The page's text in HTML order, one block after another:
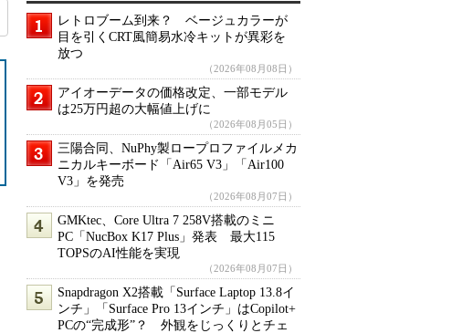
レトロブーム到来？ ベージュカラーが
目を引くCRT風簡易水冷キットが異彩を
放つ
（2026年08月08日）
アイオーデータの価格改定、一部モデル
は25万円超の大幅値上げに
（2026年08月05日）
三陽合同、NuPhy製ロープロファイルメカ
ニカルキーボード「Air65 V3」「Air100
V3」を発売
（2026年08月07日）
GMKtec、Core Ultra 7 258V搭載のミニ
PC「NucBox K17 Plus」発表 最大115
TOPSのAI性能を実現
（2026年08月07日）
Snapdragon X2搭載「Surface Laptop 13.8イ
ンチ」「Surface Pro 13インチ」はCopilot+
PCの“完成形”？ 外観をじっくりとチェ